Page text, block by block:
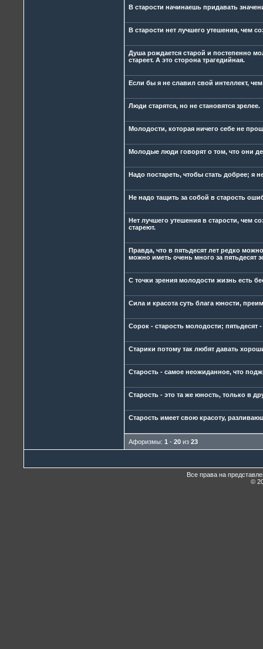
В старости начинаешь придавать
В старости нет лучшего утешения, чем
Душа рождается старой и постепенно
стареет. А это сторона трагедийная.
Если бы я не славил свой интеллект,
Люди старятся, но не становятся зрелее.
Молодости, которая ничего себе не
Молодые люди говорят о том, что они
Надо постареть, чтобы стать добрее; я
Не надо тащить за собой в старость
Нет лучшего утешения в старости, чем
стареют.
Правда, что в пятьдесят лет редко
можно иметь очень много за пятьдесят
С точки зрения молодости жизнь есть
Сила и красота суть блага юности,
Сорок - старость молодости; пятьдесят
Старики потому так любят давать
Старость - самое неожиданное, что
Старость - это та же юность, только в
Старость имеет свою красоту,
Афоризмы: 1 - 20 из 23
Все права на
©